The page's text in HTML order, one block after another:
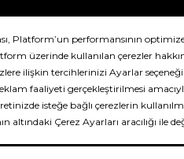
hakları saklıdır.